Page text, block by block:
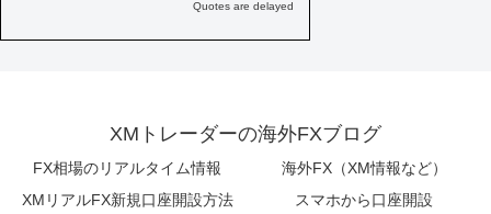
XMトレーダーの海外FXブログ
FX相場のリアルタイム情報
海外FX（XM情報など）
XMリアルFX新規口座開設方法
スマホから口座開設